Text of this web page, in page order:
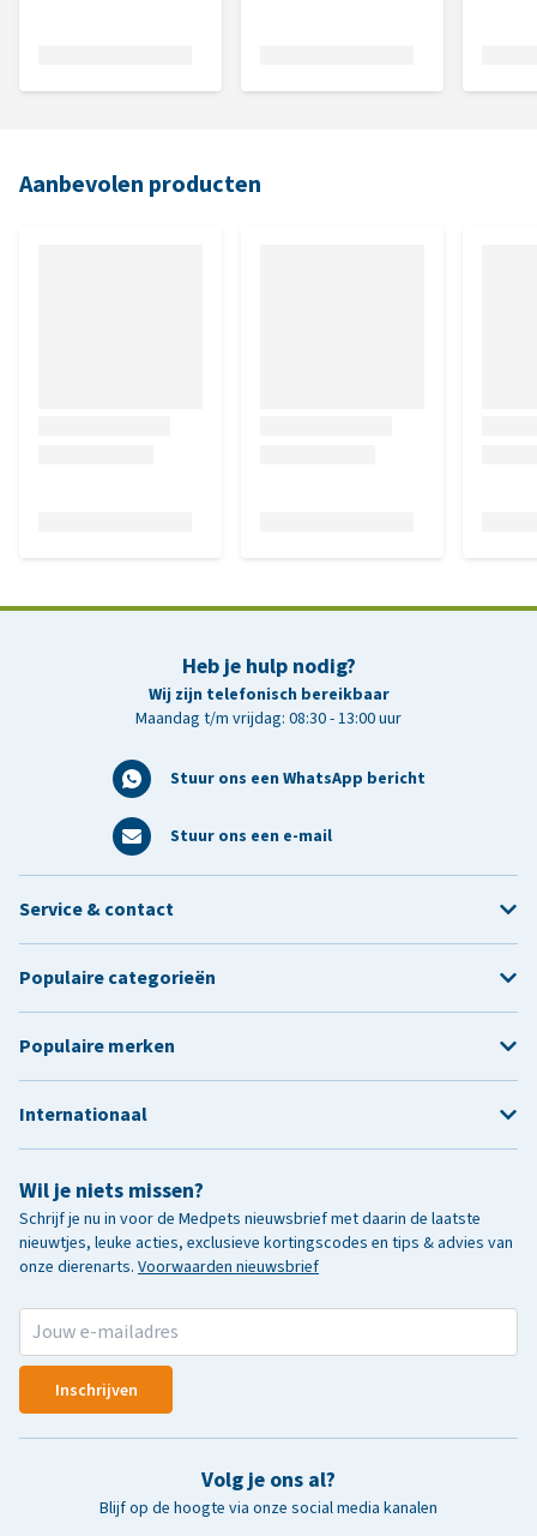
Aanbevolen producten
Heb je hulp nodig?
Wij zijn telefonisch bereikbaar
Maandag t/m vrijdag: 08:30 - 13:00 uur
Stuur ons een WhatsApp bericht
Stuur ons een e-mail
Wil je niets missen?
Schrijf je nu in voor de Medpets nieuwsbrief met daarin de laatste
nieuwtjes, leuke acties, exclusieve kortingscodes en tips & advies van
onze dierenarts. Voorwaarden nieuwsbrief
Inschrijven
Volg je ons al?
Blijf op de hoogte via onze social media kanalen
Service & contact
Populaire categorieën
Populaire merken
Internationaal